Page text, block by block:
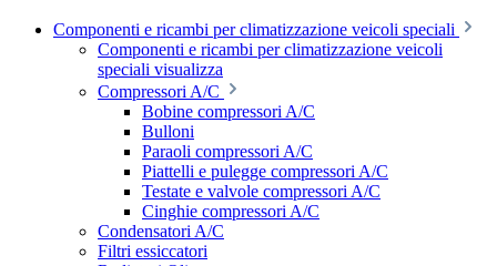
Componenti e ricambi per climatizzazione veicoli speciali
Componenti e ricambi per climatizzazione veicoli
speciali visualizza
Compressori A/C
Bobine compressori A/C
Bulloni
Paraoli compressori A/C
Piattelli e pulegge compressori A/C
Testate e valvole compressori A/C
Cinghie compressori A/C
Condensatori A/C
Filtri essiccatori